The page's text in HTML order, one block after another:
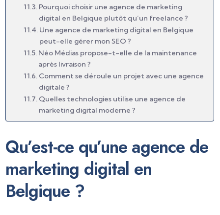
Pourquoi choisir une agence de marketing
digital en Belgique plutôt qu’un freelance ?
Une agence de marketing digital en Belgique
peut-elle gérer mon SEO ?
Néo Médias propose-t-elle de la maintenance
après livraison ?
Comment se déroule un projet avec une agence
digitale ?
Quelles technologies utilise une agence de
marketing digital moderne ?
Qu’est-ce qu’une agence de
marketing digital en
Belgique ?